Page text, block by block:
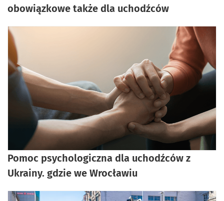
obowiązkowe także dla uchodźców
Pomoc psychologiczna dla uchodźców z
Ukrainy. gdzie we Wrocławiu